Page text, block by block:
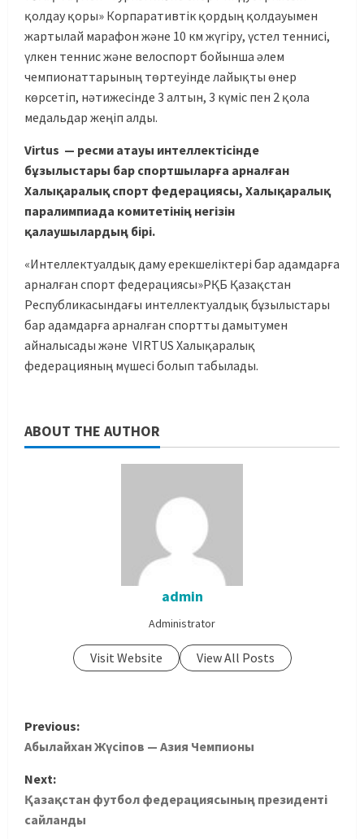
қолдау қоры» Корпаративтік қордың қолдауымен
жартылай марафон және 10 км жүгіру, үстел теннисі,
үлкен теннис және велоспорт бойынша әлем
чемпионаттарының төртеуінде лайықты өнер
көрсетіп, нәтижесінде 3 алтын, 3 күміс пен 2 қола
медальдар жеңіп алды.
Virtus — ресми атауы интеллектісінде
бұзылыстары бар спортшыларға арналған
Халықаралық спорт федерациясы, Халықаралық
паралимпиада комитетінің негізін
қалаушылардың бірі.
«Интеллектуалдық даму ерекшеліктері бар адамдарға
арналған спорт федерациясы»РҚБ Қазақстан
Республикасындағы интеллектуалдық бұзылыстары
бар адамдарға арналған спортты дамытумен
айналысады және VIRTUS Халықаралық
федерацияның мүшесі болып табылады.
ABOUT THE AUTHOR
admin
Administrator
Visit Website View All Posts
Previous:
Абылайхан Жүсіпов — Азия Чемпионы
Next:
Қазақстан футбол федерациясының президенті
сайланды